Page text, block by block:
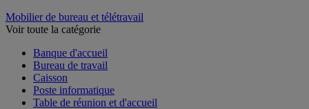
Mobilier de bureau et télétravail
Voir toute la catégorie
Banque d'accueil
Bureau de travail
Caisson
Poste informatique
Table de réunion et d'accueil